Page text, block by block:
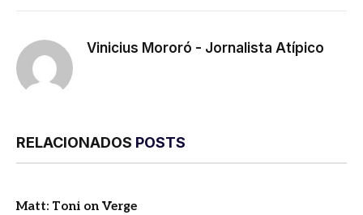
Vinicius Mororó - Jornalista Atípico
RELACIONADOS POSTS
Matt: Toni on Verge